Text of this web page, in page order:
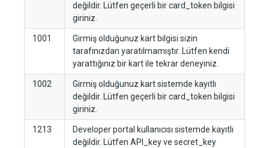
değildir. Lütfen geçerli bir card_token bilgisi
giriniz.
1001
Girmiş olduğunuz kart bilgisi sizin
tarafınızdan yaratılmamıştır. Lütfen kendi
yarattığınız bir kart ile tekrar deneyiniz.
1002
Girmiş olduğunuz kart sistemde kayıtlı
değildir. Lütfen geçerli bir card_token bilgisi
giriniz.
1213
Developer portal kullanıcısı sistemde kayıtlı
değildir. Lütfen API_key ve secret_key